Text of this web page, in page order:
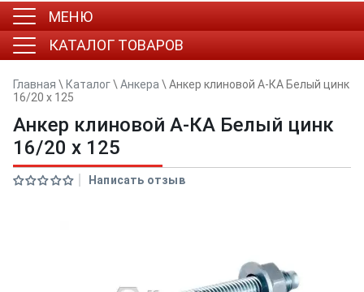
МЕНЮ
КАТАЛОГ ТОВАРОВ
Главная \ Каталог\ Анкера \ Анкер клиновой А-КА Белый цинк
16/20 x 125
Анкер клиновой А-КА Белый цинк
16/20 x 125
Написать отзыв